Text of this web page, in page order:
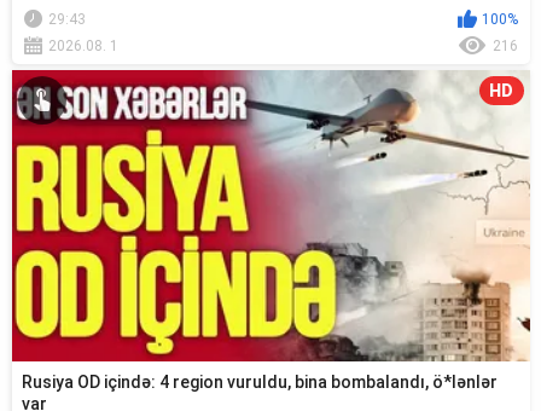
29:43
100%
2026.08. 1
216
HD
Rusiya OD içində: 4 region vuruldu, bina bombalandı, ö*lənlər
var